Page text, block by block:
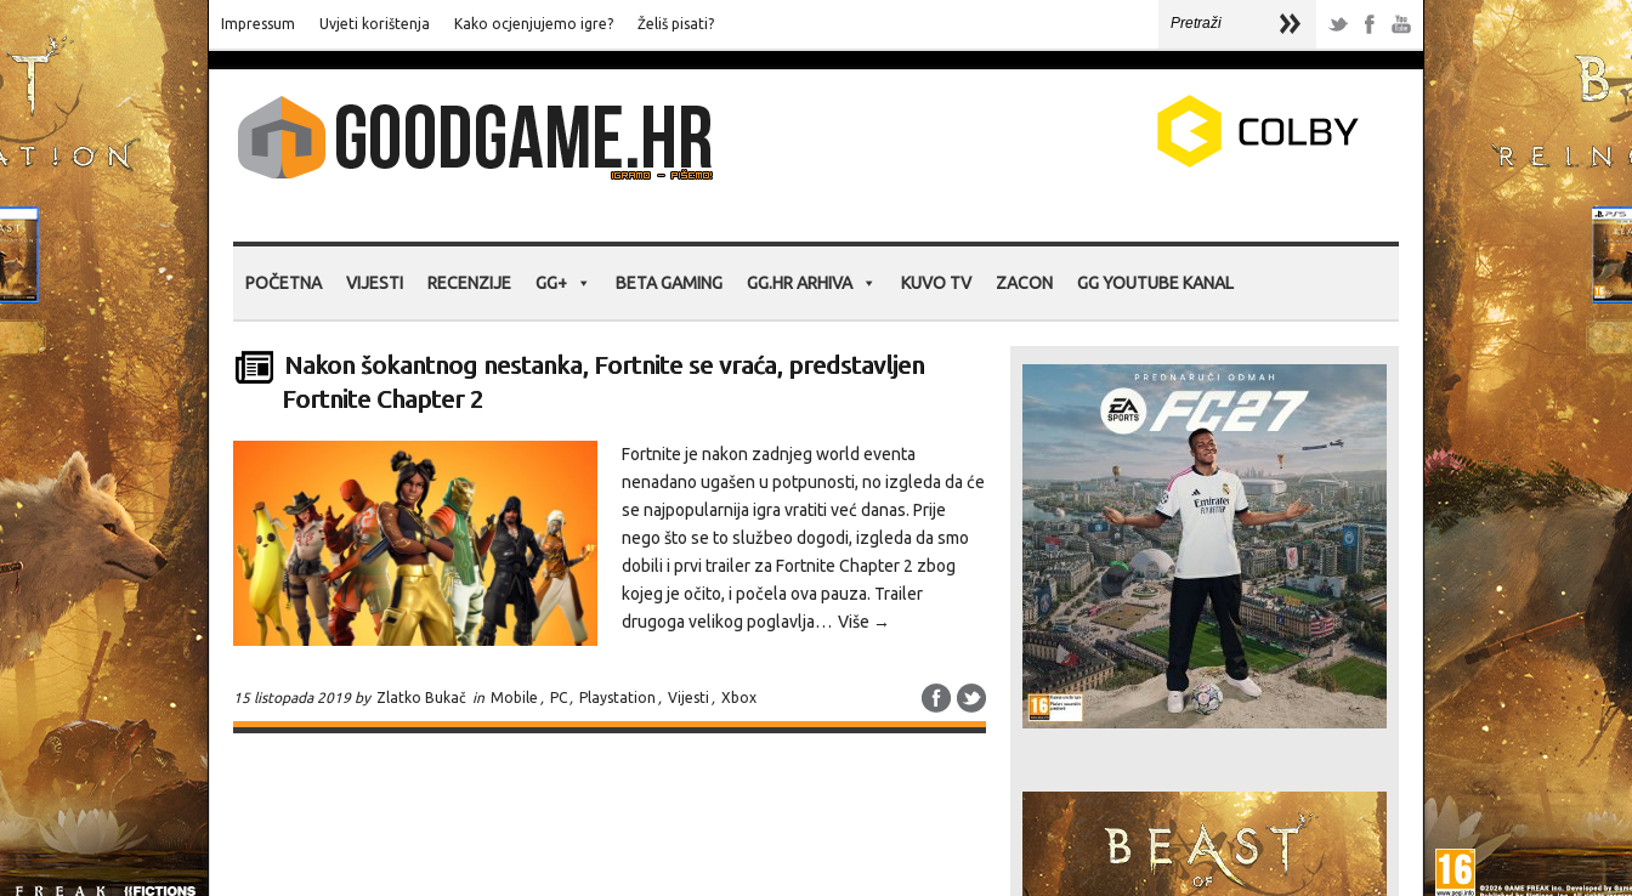
Impressum Uvjeti korištenja Kako ocjenjujemo igre? Želiš pisati?
POČETNA VIJESTI RECENZIJE GG+ BETA GAMING GG.HR ARHIVA KUVO TV ZACON GG YOUTUBE KANAL
Nakon šokantnog nestanka, Fortnite se vraća, predstavljen
Fortnite Chapter 2
Fortnite je nakon zadnjeg world eventa
nenadano ugašen u potpunosti, no izgleda da će
se najpopularnija igra vratiti već danas. Prije
nego što se to službeo dogodi, izgleda da smo
dobili i prvi trailer za Fortnite Chapter 2 zbog
kojeg je očito, i počela ova pauza. Trailer
drugoga velikog poglavlja… Više →
15 listopada 2019 by Zlatko Bukač in Mobile , PC , Playstation , Vijesti , Xbox